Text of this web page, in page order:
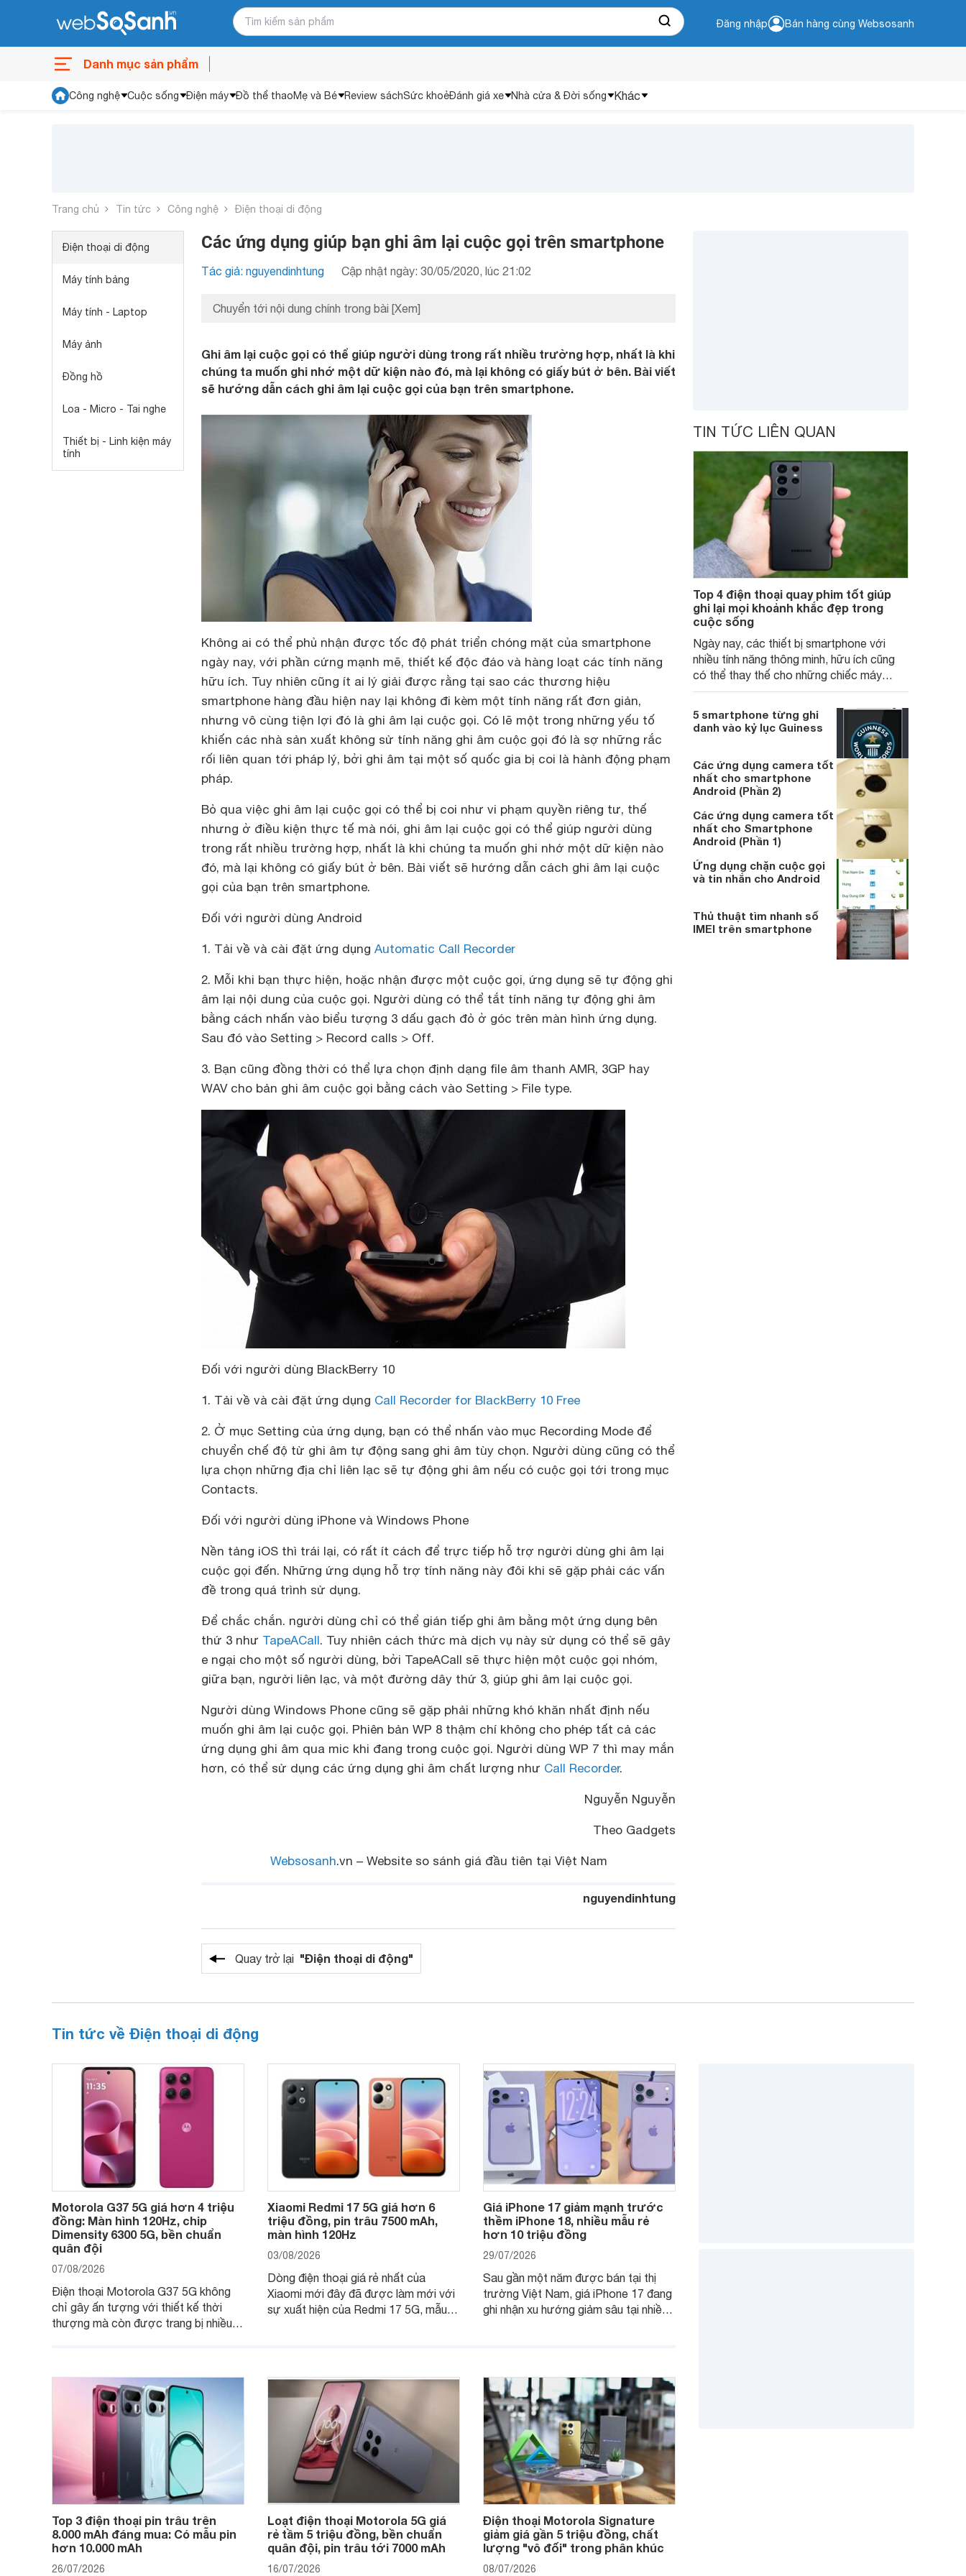
Đăng nhập Bán hàng cùng Websosanh
Danh mục sản phẩm
Công nghệ Cuộc sống Điện máy Đồ thể thaoMẹ và Bé Review sáchSức khoẻĐánh giá xe Nhà cửa & Đời sống Khác
Trang chủ Tin tức Công nghệ Điện thoại di động
Điện thoại di động
Máy tính bảng
Máy tính - Laptop
Máy ảnh
Đồng hồ
Loa - Micro - Tai nghe
Thiết bị - Linh kiện máy
tính
Các ứng dụng giúp bạn ghi âm lại cuộc gọi trên smartphone
Tác giả: nguyendinhtung Cập nhật ngày: 30/05/2020, lúc 21:02
Chuyển tới nội dung chính trong bài [Xem]
Ghi âm lại cuộc gọi có thể giúp người dùng trong rất nhiều trường hợp, nhất là khi
chúng ta muốn ghi nhớ một dữ kiện nào đó, mà lại không có giấy bút ở bên. Bài viết
sẽ hướng dẫn cách ghi âm lại cuộc gọi của bạn trên smartphone.
Không ai có thể phủ nhận được tốc độ phát triển chóng mặt của smartphone
ngày nay, với phần cứng mạnh mẽ, thiết kế độc đáo và hàng loạt các tính năng
hữu ích. Tuy nhiên cũng ít ai lý giải được rằng tại sao các thương hiệu
smartphone hàng đầu hiện nay lại không đi kèm một tính năng rất đơn giản,
nhưng vô cùng tiện lợi đó là ghi âm lại cuộc gọi. Có lẽ một trong những yếu tố
khiến các nhà sản xuất không sử tính năng ghi âm cuộc gọi đó là sợ những rắc
rối liên quan tới pháp lý, bởi ghi âm tại một số quốc gia bị coi là hành động phạm
pháp.
Bỏ qua việc ghi âm lại cuộc gọi có thể bị coi như vi phạm quyền riêng tư, thế
nhưng ở điều kiện thực tế mà nói, ghi âm lại cuộc gọi có thể giúp người dùng
trong rất nhiều trường hợp, nhất là khi chúng ta muốn ghi nhớ một dữ kiện nào
đó, mà lại không có giấy bút ở bên. Bài viết sẽ hướng dẫn cách ghi âm lại cuộc
gọi của bạn trên smartphone.
Đối với người dùng Android
1. Tải về và cài đặt ứng dụng Automatic Call Recorder
2. Mỗi khi bạn thực hiện, hoặc nhận được một cuộc gọi, ứng dụng sẽ tự động ghi
âm lại nội dung của cuộc gọi. Người dùng có thể tắt tính năng tự động ghi âm
bằng cách nhấn vào biểu tượng 3 dấu gạch đỏ ở góc trên màn hình ứng dụng.
Sau đó vào Setting > Record calls > Off.
3. Bạn cũng đồng thời có thể lựa chọn định dạng file âm thanh AMR, 3GP hay
WAV cho bản ghi âm cuộc gọi bằng cách vào Setting > File type.
Đối với người dùng BlackBerry 10
1. Tải về và cài đặt ứng dụng Call Recorder for BlackBerry 10 Free
2. Ở mục Setting của ứng dụng, bạn có thể nhấn vào mục Recording Mode để
chuyển chế độ từ ghi âm tự động sang ghi âm tùy chọn. Người dùng cũng có thể
lựa chọn những địa chỉ liên lạc sẽ tự động ghi âm nếu có cuộc gọi tới trong mục
Contacts.
Đối với người dùng iPhone và Windows Phone
Nền tảng iOS thì trái lại, có rất ít cách để trực tiếp hỗ trợ người dùng ghi âm lại
cuộc gọi đến. Những ứng dụng hỗ trợ tính năng này đôi khi sẽ gặp phải các vấn
đề trong quá trình sử dụng.
Để chắc chắn. người dùng chỉ có thể gián tiếp ghi âm bằng một ứng dụng bên
thứ 3 như TapeACall. Tuy nhiên cách thức mà dịch vụ này sử dụng có thể sẽ gây
e ngại cho một số người dùng, bởi TapeACall sẽ thực hiện một cuộc gọi nhóm,
giữa bạn, người liên lạc, và một đường dây thứ 3, giúp ghi âm lại cuộc gọi.
Người dùng Windows Phone cũng sẽ gặp phải những khó khăn nhất định nếu
muốn ghi âm lại cuộc gọi. Phiên bản WP 8 thậm chí không cho phép tất cả các
ứng dụng ghi âm qua mic khi đang trong cuộc gọi. Người dùng WP 7 thì may mắn
hơn, có thể sử dụng các ứng dụng ghi âm chất lượng như Call Recorder.
Nguyễn Nguyễn
Theo Gadgets
Websosanh.vn – Website so sánh giá đầu tiên tại Việt Nam
nguyendinhtung
Quay trở lại "Điện thoại di động"
TIN TỨC LIÊN QUAN
Top 4 điện thoại quay phim tốt giúp
ghi lại mọi khoảnh khắc đẹp trong
cuộc sống
Ngày nay, các thiết bị smartphone với
nhiều tính năng thông minh, hữu ích cũng
có thể thay thế cho những chiếc máy
quay chuyên dụng khi cần. Trong bài viết
này, hãy cùng chúng tôi khám phá ngay
top 4 chiếc điện thoại quay phim tốt nhất
mà bạn nên sở hữu để đồng hành trong
5 smartphone từng ghi
danh vào kỷ lục Guiness
Các ứng dụng camera tốt
nhất cho smartphone
Android (Phần 2)
Các ứng dụng camera tốt
nhất cho Smartphone
Android (Phần 1)
Ứng dụng chặn cuộc gọi
và tin nhắn cho Android
Thủ thuật tìm nhanh số
IMEI trên smartphone
Tin tức về Điện thoại di động
Motorola G37 5G giá hơn 4 triệu
đồng: Màn hình 120Hz, chip
Dimensity 6300 5G, bền chuẩn
quân đội
07/08/2026
Điện thoại Motorola G37 5G không
chỉ gây ấn tượng với thiết kế thời
thượng mà còn được trang bị nhiều
Xiaomi Redmi 17 5G giá hơn 6
triệu đồng, pin trâu 7500 mAh,
màn hình 120Hz
03/08/2026
Dòng điện thoại giá rẻ nhất của
Xiaomi mới đây đã được làm mới với
sự xuất hiện của Redmi 17 5G, mẫu
Giá iPhone 17 giảm mạnh trước
thềm iPhone 18, nhiều mẫu rẻ
hơn 10 triệu đồng
29/07/2026
Sau gần một năm được bán tại thị
trường Việt Nam, giá iPhone 17 đang
ghi nhận xu hướng giảm sâu tại nhiều
Top 3 điện thoại pin trâu trên
8.000 mAh đáng mua: Có mẫu pin
hơn 10.000 mAh
26/07/2026
Loạt điện thoại Motorola 5G giá
rẻ tầm 5 triệu đồng, bền chuẩn
quân đội, pin trâu tới 7000 mAh
16/07/2026
Điện thoại Motorola Signature
giảm giá gần 5 triệu đồng, chất
lượng "vô đối" trong phân khúc
08/07/2026